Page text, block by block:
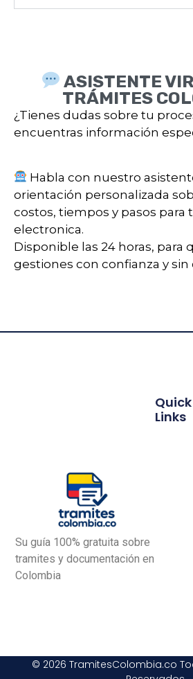
ASISTENTE
TRÁMITES
¿Tienes dudas sobre tu
encuentras información
Habla con nuestro
orientación personalizada
costos, tiempos y pasos para
electronica.
Disponible las 24 horas, para
gestiones con confianza y
Su guía 100% gratuita sobre
tramites y documentación en
Colombia
Quick
Links
© 2026 TramitesColombia.co